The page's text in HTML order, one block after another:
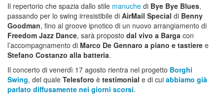
Il repertorio che spazia dallo stile manuche di Bye Bye Blues,
passando per lo swing irresistibile di AirMail Special di Benny
Goodman, fino al groove ipnotico di un nuovo arrangiamento di
Freedom Jazz Dance, sarà proposto dal vivo a Barga con
l’accompagnamento di Marco De Gennaro a piano e tastiere e
Stefano Costanzo alla batteria.
Il concerto di venerdì 17 agosto rientra nel progetto Borghi
Swing, del quale Telesforo è testimonial e di cui abbiamo già
parlato diffusamente nei giorni scorsi.